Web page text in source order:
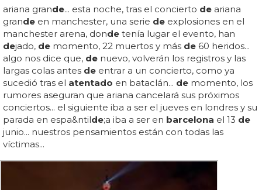
ariana grande... esta noche, tras el concierto de ariana
grande en manchester, una serie de explosiones en el
manchester arena, donde tenía lugar el evento, han
dejado, de momento, 22 muertos y más de 60 heridos...
algo nos dice que, de nuevo, volverán los registros y las
largas colas antes de entrar a un concierto, como ya
sucedió tras el atentado en bataclán... de momento, los
rumores aseguran que ariana cancelará sus próximos
conciertos... el siguiente iba a ser el jueves en londres y su
parada en espa&ntilde;a iba a ser en barcelona el 13 de
junio... nuestros pensamientos están con todas las
víctimas...